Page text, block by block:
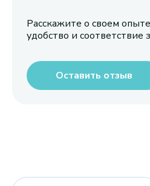
Расскажите о своем
удобство и
Оставить отзыв